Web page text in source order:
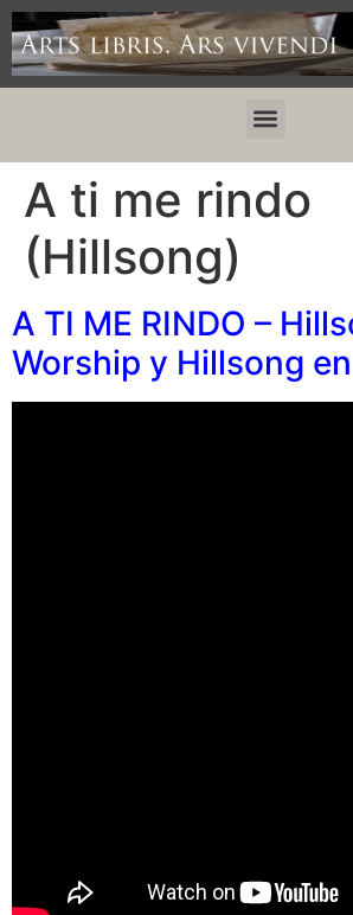
A ti me rindo
(Hillsong)
A TI ME RINDO –
Worship y Hillsong